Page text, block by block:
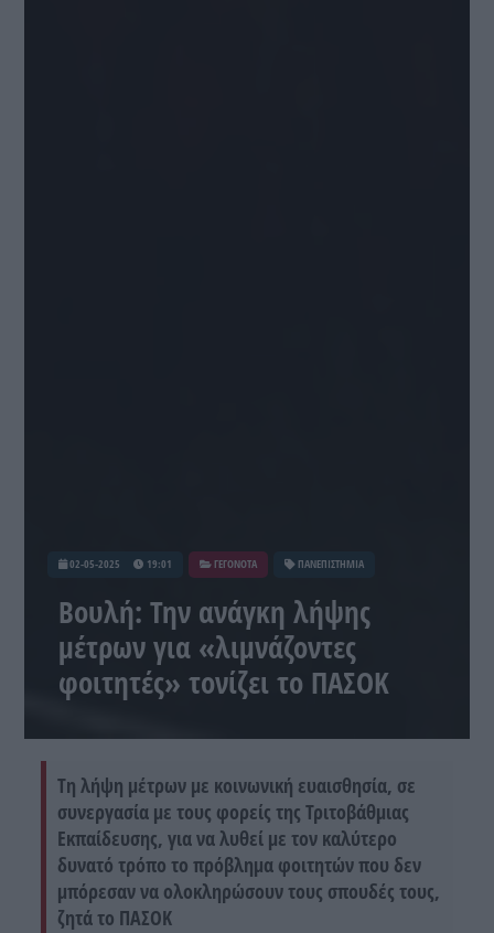
02-05-2025 19:01 ΓΕΓΟΝΟΤΑ ΠΑΝΕΠΙΣΤΗΜΙΑ
Βουλή: Την ανάγκη λήψης
μέτρων για «λιμνάζοντες
φοιτητές» τονίζει το ΠΑΣΟΚ
Tη λήψη μέτρων με κοινωνική ευαισθησία, σε
συνεργασία με τους φορείς της Τριτοβάθμιας
Εκπαίδευσης, για να λυθεί με τον καλύτερο
δυνατό τρόπο το πρόβλημα φοιτητών που δεν
μπόρεσαν να ολοκληρώσουν τους σπουδές τους,
ζητά το ΠΑΣΟΚ